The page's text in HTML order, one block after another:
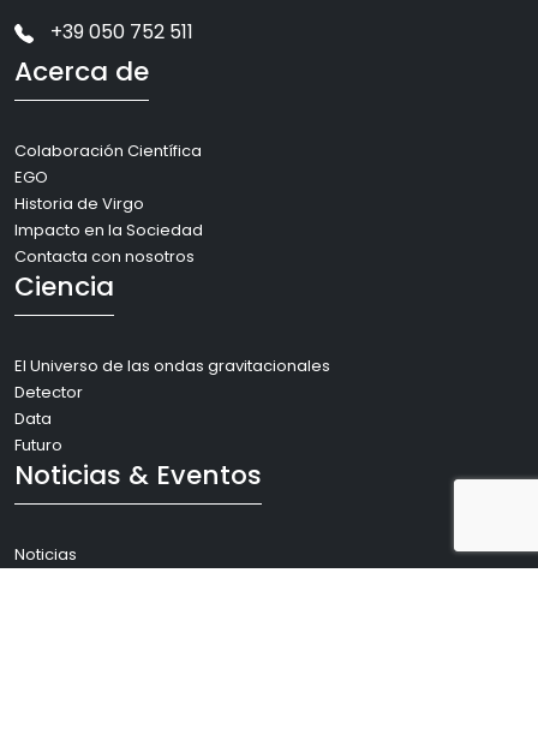
+39 050 752 511
Acerca de
Colaboración Científica
EGO
Historia de Virgo
Impacto en la Sociedad
Contacta con nosotros
Ciencia
El Universo de las ondas gravitacionales
Detector
Data
Futuro
Noticias & Eventos
Noticias